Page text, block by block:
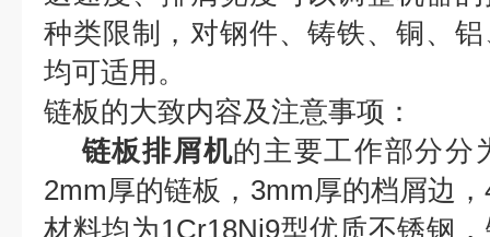
种类限制，对钢件、铸铁、铜、
均可适用。
链板的大致内容及注意事项：
链板排屑机的主要工作部分分
2mm厚的链板，3mm厚的档屑边
材料均为1Cr18Ni9型优质不锈钢